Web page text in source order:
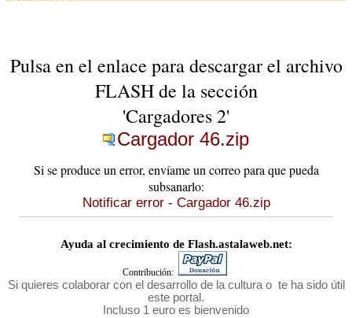
Pulsa en el enlace para descargar el archivo
FLASH de la sección
'Cargadores 2'
Cargador 46.zip
Si se produce un error, envíame un correo para que pueda
subsanarlo:
Notificar error - Cargador 46.zip
Ayuda al crecimiento de Flash.astalaweb.net:
Contribución:
Si quieres colaborar con el desarrollo de la cultura o te ha sido útil
este portal.
Incluso 1 euro es bienvenido